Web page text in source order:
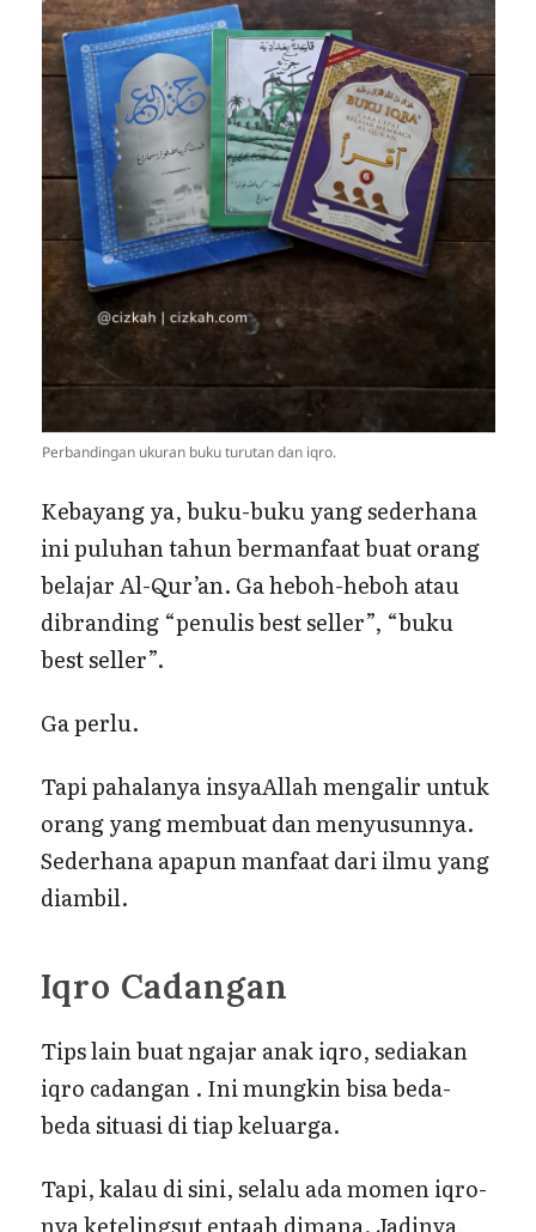
Perbandingan ukuran buku turutan dan iqro.
Kebayang ya, buku-buku yang sederhana
ini puluhan tahun bermanfaat buat orang
belajar Al-Qur’an. Ga heboh-heboh atau
dibranding “penulis best seller”, “buku
best seller”.
Ga perlu.
Tapi pahalanya insyaAllah mengalir untuk
orang yang membuat dan menyusunnya.
Sederhana apapun manfaat dari ilmu yang
diambil.
Iqro Cadangan
Tips lain buat ngajar anak iqro, sediakan
iqro cadangan . Ini mungkin bisa beda-
beda situasi di tiap keluarga.
Tapi, kalau di sini, selalu ada momen iqro-